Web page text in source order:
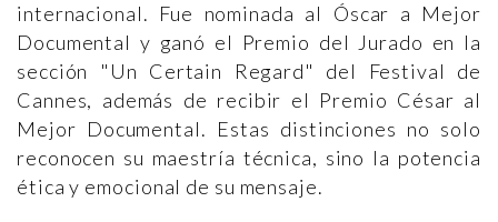
internacional. Fue nominada al Óscar a Mejor
Documental y ganó el Premio del Jurado en la
sección "Un Certain Regard" del Festival de
Cannes, además de recibir el Premio César al
Mejor Documental. Estas distinciones no solo
reconocen su maestría técnica, sino la potencia
ética y emocional de su mensaje.